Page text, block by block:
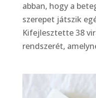
abban, hogy a
szerepet játszik
Kifejlesztette 38
rendszerét,